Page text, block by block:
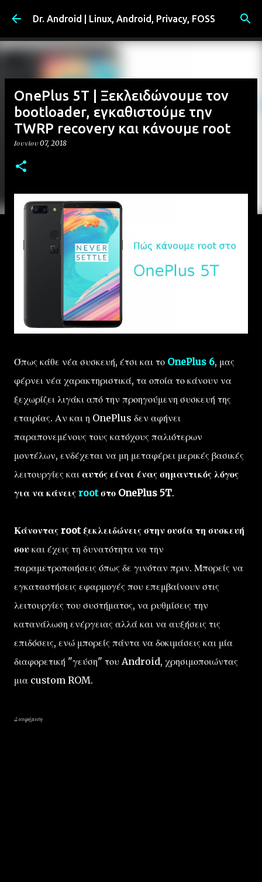
Μετάβαση στο κύριο περιεχόμενο
Dr. Android | Linux, Android, Privacy, FOSS
OnePlus 5T | Ξεκλειδώνουμε τον
bootloader, εγκαθιστούμε την
TWRP recovery και κάνουμε root
Ιουνίου 07, 2018
Όπως κάθε νέα συσκευή, έτσι και το OnePlus 6, μας
φέρνει νέα χαρακτηριστικά, τα οποία το κάνουν να
ξεχωρίζει λιγάκι από την προηγούμενη συσκευή της
εταιρίας. Αν και η OnePlus δεν αφήνει
παραπονεμένους τους κατόχους παλιότερων
μοντέλων, ενδέχεται να μη μεταφέρει μερικές βασικές
λειτουργίες και αυτός είναι ένας σημαντικός λόγος
για να κάνεις rootστο OnePlus 5T.
Κάνοντας root ξεκλειδώνεις στην ουσία τη συσκευή
σου και έχεις τη δυνατότητα να την
παραμετροποιήσεις όπως δε γινόταν πριν. Μπορείς να
εγκαταστήσεις εφαρμογές που επεμβαίνουν στις
λειτουργίες του συστήματος, να ρυθμίσεις την
κατανάλωση ενέργειας αλλά και να αυξήσεις τις
επιδόσεις, ενώ μπορείς πάντα να δοκιμάσεις και μία
διαφορετική "γεύση" του Android, χρησιμοποιώντας
μια custom ROM.
Διαφήμιση